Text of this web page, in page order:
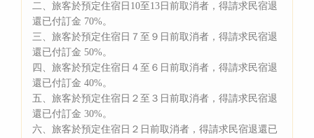
二、旅客於預定住宿日10至13日前取消者，得請求民宿退
還已付訂金 70%。
三、旅客於預定住宿日７至９日前取消者，得請求民宿退
還已付訂金 50%。
四、旅客於預定住宿日４至６日前取消者，得請求民宿退
還已付訂金 40%。
五、旅客於預定住宿日２至３日前取消者，得請求民宿退
還已付訂金 30%。
六、旅客於預定住宿日２日前取消者，得請求民宿退還已